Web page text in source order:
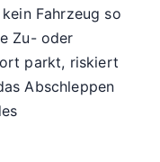
Fahrzeug so
Zu- oder
parkt, riskiert
Abschleppen